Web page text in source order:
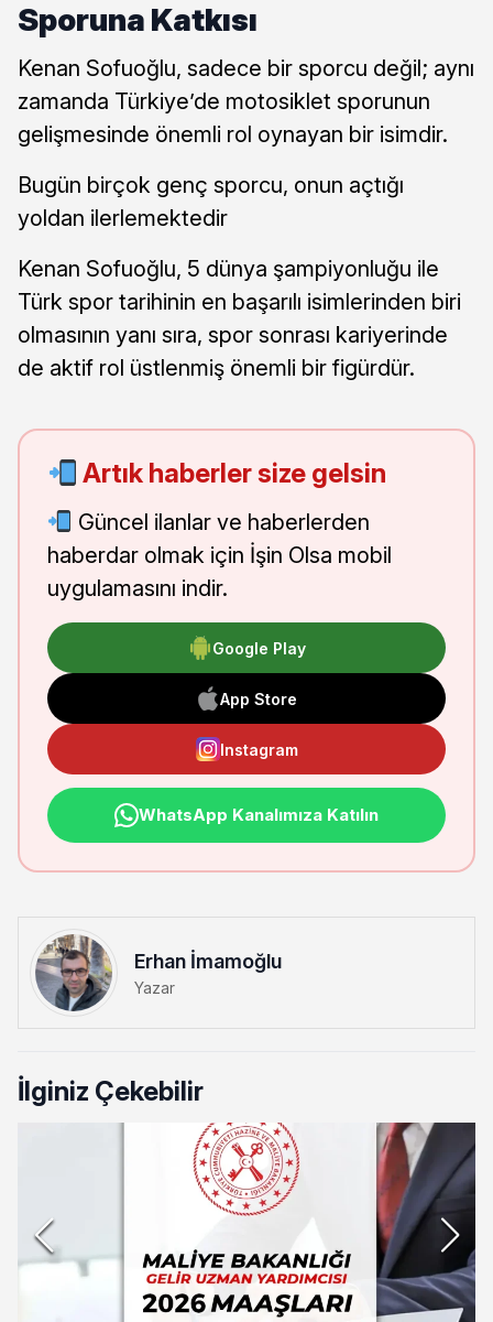
Sporuna Katkısı
Kenan Sofuoğlu, sadece bir sporcu değil; aynı
zamanda Türkiye’de motosiklet sporunun
gelişmesinde önemli rol oynayan bir isimdir.
Bugün birçok genç sporcu, onun açtığı
yoldan ilerlemektedir
Kenan Sofuoğlu, 5 dünya şampiyonluğu ile
Türk spor tarihinin en başarılı isimlerinden biri
olmasının yanı sıra, spor sonrası kariyerinde
de aktif rol üstlenmiş önemli bir figürdür.
Artık haberler size gelsin
Güncel ilanlar ve haberlerden
haberdar olmak için İşin Olsa mobil
uygulamasını indir.
Google Play
App Store
Instagram
WhatsApp Kanalımıza Katılın
Erhan İmamoğlu
Yazar
İlginiz Çekebilir